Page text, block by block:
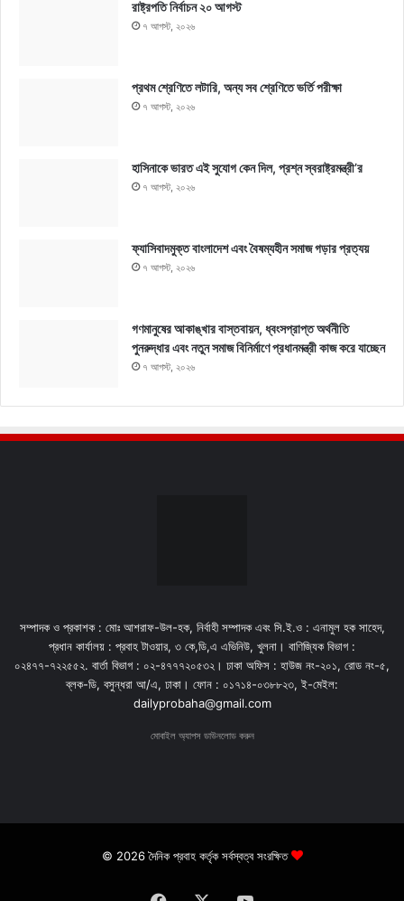
রাষ্ট্রপতি নির্বাচন ২০ আগস্ট
৭ আগস্ট, ২০২৬
প্রথম শ্রেণিতে লটারি, অন্য সব শ্রেণিতে ভর্তি পরীক্ষা
৭ আগস্ট, ২০২৬
হাসিনাকে ভারত এই সুযোগ কেন দিল, প্রশ্ন স্বরাষ্ট্রমন্ত্রী’র
৭ আগস্ট, ২০২৬
ফ্যাসিবাদমুক্ত বাংলাদেশ এবং বৈষম্যহীন সমাজ গড়ার প্রত্যয়
৭ আগস্ট, ২০২৬
গণমানুষের আকাঙ্খার বাস্তবায়ন, ধ্বংসপ্রাপ্ত অর্থনীতি
পুনরুদ্ধার এবং নতুন সমাজ বিনির্মাণে প্রধানমন্ত্রী কাজ করে যাচ্ছেন
৭ আগস্ট, ২০২৬
সম্পাদক ও প্রকাশক : মোঃ আশরাফ-উল-হক, নির্বাহী সম্পাদক এবং সি.ই.ও : এনামুল হক সাহেদ,
প্রধান কার্যালয় : প্রবাহ টাওয়ার, ৩ কে,ডি,এ এভিনিউ, খুলনা। বাণিজ্যিক বিভাগ :
০২৪৭৭-৭২২৫৫২. বার্তা বিভাগ : ০২-৪৭৭৭২০৫৩২। ঢাকা অফিস : হাউজ নং-২০১, রোড নং-৫,
ব্লক-ডি, বসুন্ধরা আ/এ, ঢাকা। ফোন : ০১৭১৪-০৩৮৮২৩, ই-মেইল:
dailyprobaha@gmail.com
মোবাইল অ্যাপস ডাউনলোড করুন
© 2026 দৈনিক প্রবাহ কর্তৃক সর্বস্বত্ব সংরক্ষিত